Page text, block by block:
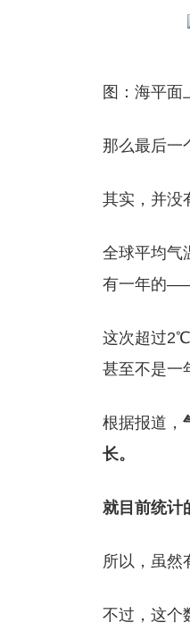
图：海平面
那么最后一
其实，并没
全球平均气
有一年的
这次超过
甚至不是一
根据报道，
长。
就目前统计
所以，虽然
不过，这个